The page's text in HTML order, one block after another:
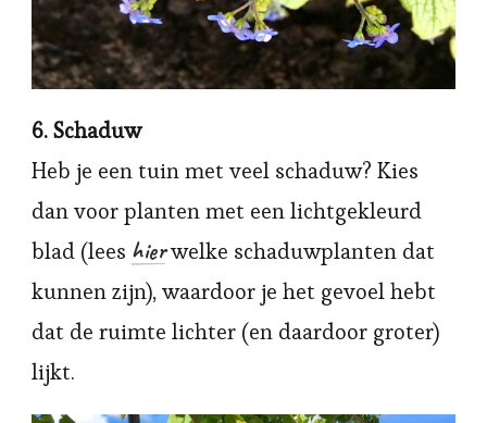
6. Schaduw
Heb je een tuin met veel schaduw? Kies
dan voor planten met een lichtgekleurd
blad (lees hierwelke schaduwplanten dat
kunnen zijn), waardoor je het gevoel hebt
dat de ruimte lichter (en daardoor groter)
lijkt.